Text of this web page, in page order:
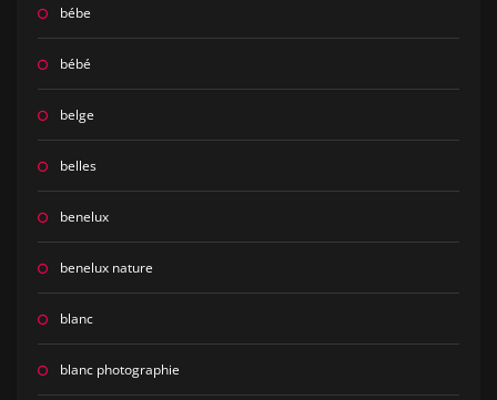
bébe
bébé
belge
belles
benelux
benelux nature
blanc
blanc photographie